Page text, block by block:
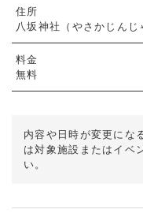
住所
八坂神社（やさかじん
料金
無料
内容や日時が変更にな
は対象施設またはイベ
い。